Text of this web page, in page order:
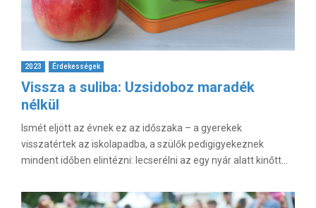
2023 Érdekességek
Vissza a suliba: Uzsidoboz maradék
nélkül
Ismét eljött az évnek ez az időszaka – a gyerekek
visszatértek az iskolapadba, a szülők pedigigyekeznek
mindent időben elintézni: lecserélni az egy nyár alatt kinőtt...